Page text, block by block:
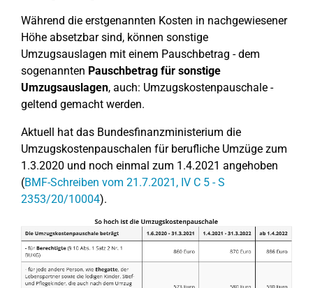
Während die erstgenannten Kosten in nachgewiesener
Höhe absetzbar sind, können sonstige
Umzugsauslagen mit einem Pauschbetrag - dem
sogenannten Pauschbetrag für sonstige
Umzugsauslagen, auch: Umzugskostenpauschale -
geltend gemacht werden.
Aktuell hat das Bundesfinanzministerium die
Umzugskostenpauschalen für berufliche Umzüge zum
1.3.2020 und noch einmal zum 1.4.2021 angehoben
(BMF-Schreiben vom 21.7.2021, IV C 5 - S
2353/20/10004).